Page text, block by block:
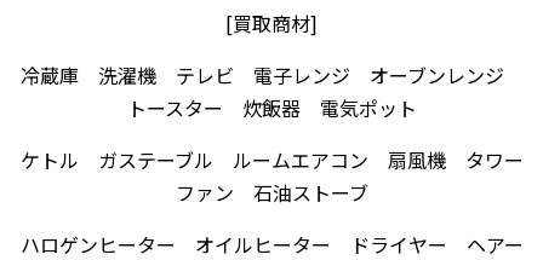
[買取商材]
冷蔵庫 洗濯機 テレビ 電子レンジ オーブンレンジ
トースター 炊飯器 電気ポット
ケトル ガステーブル ルームエアコン 扇風機 タワー
ファン 石油ストーブ
ハロゲンヒーター オイルヒーター ドライヤー ヘアー